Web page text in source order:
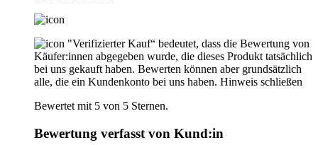
"Verifizierter Kauf“ bedeutet, dass die Bewertung von
Käufer:innen abgegeben wurde, die dieses Produkt tatsächlich
bei uns gekauft haben. Bewerten können aber grundsätzlich
alle, die ein Kundenkonto bei uns haben. Hinweis schließen
Bewertet mit 5 von 5 Sternen.
Bewertung verfasst von Kund:in